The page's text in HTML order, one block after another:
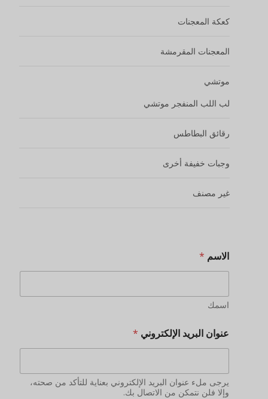
كعكة المعجنات
المعجنات المقرمشة
موتشي
لب اللب المنفجر موتشي
رقائق البطاطس
وجبات خفيفة أخرى
غير مصنف
الاسم *
اسمك
عنوان البريد الإلكتروني *
يرجى ملء عنوان البريد الإلكتروني بعناية للتأكد من صحته،
وإلا فلن نتمكن من الاتصال بك.